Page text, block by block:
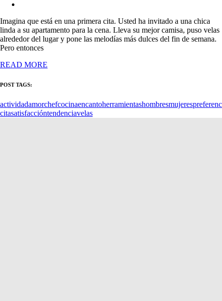
Imagina que está en una primera cita. Usted ha invitado a una chica
linda a su apartamento para la cena. Lleva su mejor camisa, puso velas
alrededor del lugar y pone las melodías más dulces del fin de semana.
Pero entonces
READ MORE
POST TAGS:
actividadamorchefcocinaencantoherramientashombresmujeres
citasatisfaccióntendenciavelas